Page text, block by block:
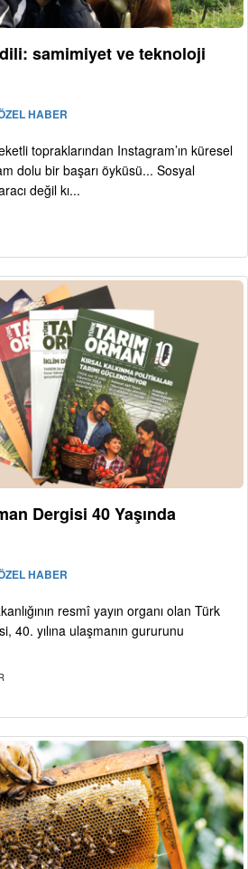
samimiyet ve teknoloji
HABER
topraklarından Instagram’ın küresel
dolu bir başarı öyküsü... Sosyal
değil kı...
Dergisi 40 Yaşında
HABER
resmî yayın organı olan Türk
40. yılına ulaşmanın gururunu